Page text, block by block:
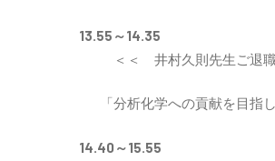
13.55～14.35
＜＜ 井村久則先生ご退
「分析化学への貢献を目
14.40～15.55